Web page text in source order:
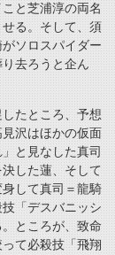
と芝浦淳の両名
る。そして、須
ソロスパイダー
去ろうと企ん
たところ、予想
沢はほかの仮面
と見なした真司
した蓮、そして
して真司＝龍騎
「デスバニッシ
ところが、致命
て必殺技「飛翔